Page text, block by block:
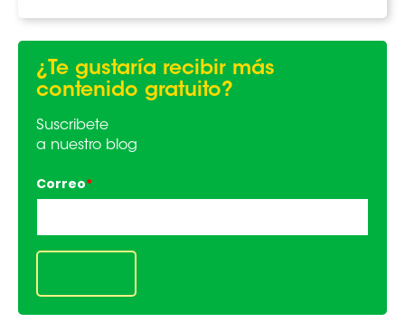
¿Te gustaría recibir más
contenido gratuito?
Suscribete
a nuestro blog
Correo*